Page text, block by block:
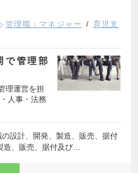
管理職・マネジャー
育児支
で管理部
理運営を担
人事・法務
の設計、開発、製造、販売、据付
造、販売、据付及び…